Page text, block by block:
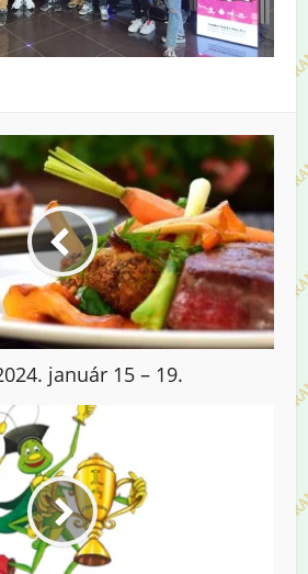
január 15 – 19.